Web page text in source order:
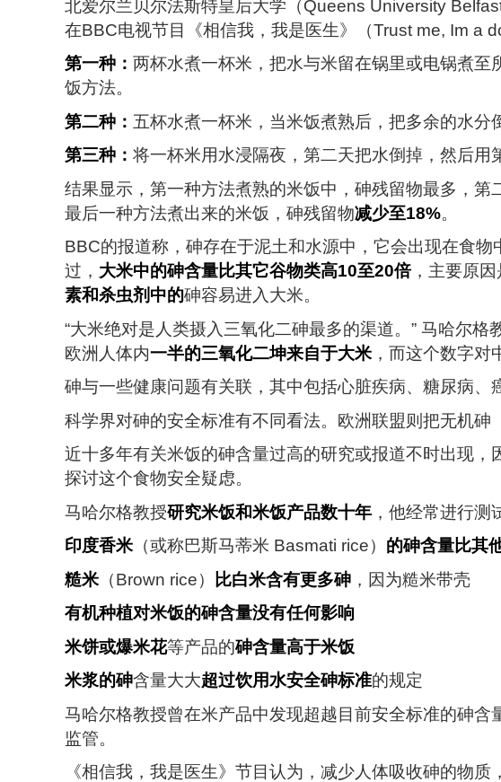
北爱尔兰贝尔法斯特皇后大学（Queens University
在BBC电视节目《相信我，我是医生》（Trust me, Im a
第一种： 两杯水煮一杯米，把水与米留在锅里或电锅煮
饭方法。
第二种： 五杯水煮一杯米，当米饭煮熟后，把多余的水分
第三种： 将一杯米用水浸隔夜，第二天把水倒掉，然后用
结果显示，第一种方法煮熟的米饭中，砷残留物最多，第
最后一种方法煮出来的米饭，砷残留物减少至18%。
BBC的报道称，砷存在于泥土和水源中，它会出现在食
过， 大米中的砷含量比其它谷物类高10至20倍，主要原
素和杀虫剂中的砷容易进入大米。
“大米绝对是人类摄入三氧化二砷最多的渠道。” 马哈尔
欧洲人体内一半的三氧化二坤来自于大米，而这个数字对
砷与一些健康问题有关联，其中包括心脏疾病、糖尿病、
科学界对砷的安全标准有不同看法。欧洲联盟则把无机砷
近十多年有关米饭的砷含量过高的研究或报道不时出现
探讨这个食物安全疑虑。
马哈尔格教授研究米饭和米饭产品数十年 ，他经常进行测
印度香米（或称巴斯马蒂米 Basmati rice） 的砷含量比其
糙米（Brown rice） 比白米含有更多砷 ，因为糙米带壳
有机种植对米饭的砷含量没有任何影响
米饼或爆米花等产品的砷含量高于米饭
米浆的砷含量大大超过饮用水安全砷标准的规定
马哈尔格教授曾在米产品中发现超越目前安全标准的砷含
监管。
《相信我，我是医生》节目认为，减少人体吸收砷的物